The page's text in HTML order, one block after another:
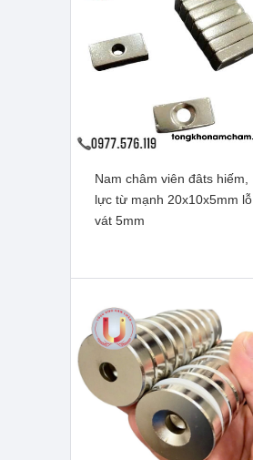
Nam châm đen Ferrite
10x2mm
Nam châm viên đâts hiếm,
lực từ mạnh 20x10x5mm lỗ
vát 5mm